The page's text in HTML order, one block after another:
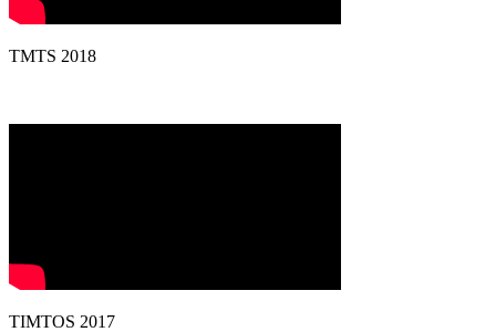
TMTS 2018
TIMTOS 2017